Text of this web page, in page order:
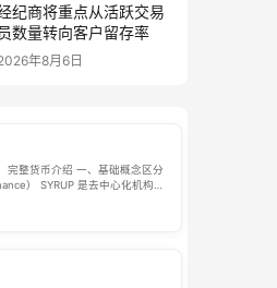
纪商将重点从活跃交易
员数量转向客户留存率
年8月6日
完整货币介绍 一、基础概念区分
） SYRUP 是去中心化机构借
原生治理代币，旧代币代号